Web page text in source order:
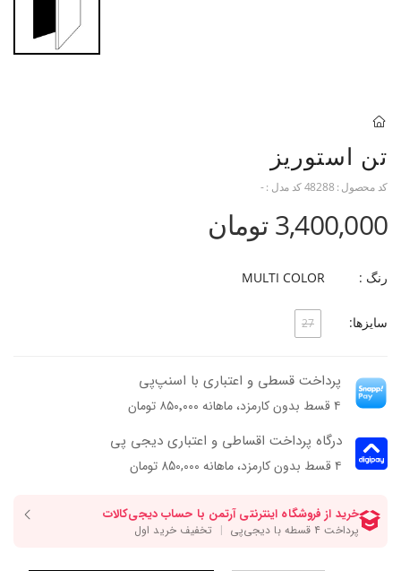
تن استوریز
کد محصول : 48288کد مدل :-
3,400,000 تومان
رنگ : MULTI COLOR
سایزها: 27
پرداخت قسطی و اعتباری با اسنپ‌پی
۴ قسط بدون کارمزد، ماهانه ۸۵۰٬۰۰۰ تومان
درگاه پرداخت اقساطی و اعتباری دیجی پی
۴ قسط بدون کارمزد، ماهانه 850,000 تومان